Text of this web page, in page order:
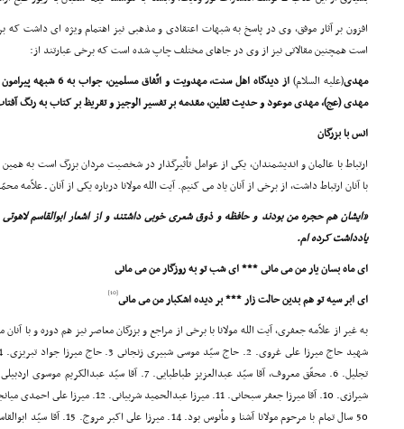
افزون بر آثار موفق، وى در پاسخ به شبهات اعتقادى و مذهبى نیز اهتمام ویژه اى داشت که
است همچنین مقالاتى نیز از وى در جاهاى مختلف چاپ شده است که برخى عبارتند از:
مهدى(علیه السلام)
از دیدگاه اهل سنت،
مهدى (عج)، مهدى موعود و حدیث ثقلین، مقدمه بر تفسیر الوجیز و تقریظ بر کتاب به رنگ
انس با بزرگان
ارتباط با عالمان و اندیشمندان، یکى از عوامل تأثیرگذار در شخصیت مردان بزرگ است به همین
با آنان ارتباط داشت، از برخى از آنان یاد مى کنیم. آیت الله مولانا درباره یکى از آنان ـ
«ایشان هم حجره من بودند و حافظه و ذوق شعرى خوبى داشتند و از اشعار ابوالقاسم
یادداشت کرده ام.
اى ماه بسان یار من مى مانى *** اى شب تو به روزگار من مى مانى
اى ابر سیه تو هم بدین حالت زار *** بر دیده اشکبار من مى مانى[10]